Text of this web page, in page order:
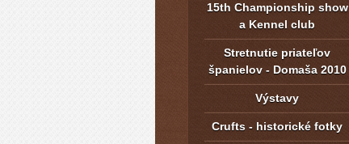
15th Championship show
a Kennel club
Stretnutie priateľov
španielov - Domaša 2010
Výstavy
Crufts - historické fotky